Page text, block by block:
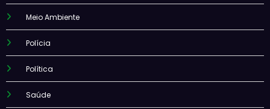
Meio Ambiente
Polícia
Política
Saúde